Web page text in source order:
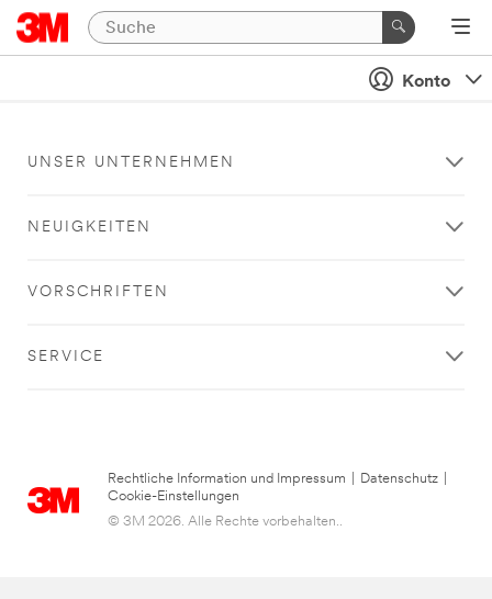
Konto
UNSER UNTERNEHMEN
NEUIGKEITEN
VORSCHRIFTEN
SERVICE
Rechtliche Information und Impressum Datenschutz
Cookie-Einstellungen
© 3M 2026. Alle Rechte vorbehalten..